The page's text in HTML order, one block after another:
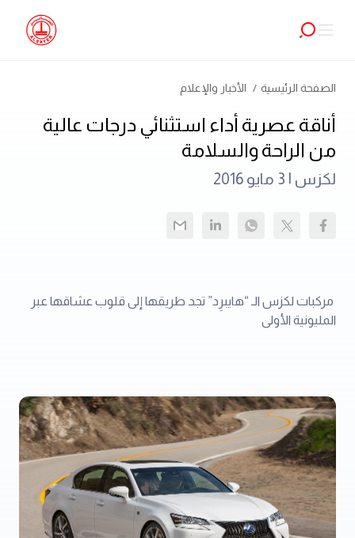
الصفحة الرئيسية الأخبار والإعلام
أناقة عصرية أداء استثنائي درجات عالية
من الراحة والسلامة
لكزس | 3 مايو 2016
مركبات لكزس الـ “هايبرِد” تجد طريقها إلى قلوب عشاقها عبر
المليونية الأولى